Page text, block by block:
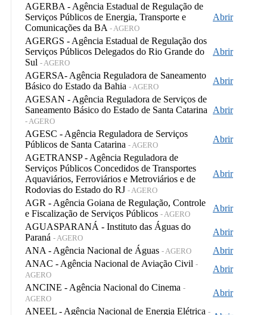
AGERBA - Agência Estadual de Regulação de
Serviços Públicos de Energia, Transporte e
Comunicações da BA - AGERO
Abrir
AGERGS - Agência Estadual de Regulação dos
Serviços Públicos Delegados do Rio Grande do
Sul - AGERO
Abrir
AGERSA- Agência Reguladora de Saneamento
Básico do Estado da Bahia - AGERO
Abrir
AGESAN - Agência Reguladora de Serviços de
Saneamento Básico do Estado de Santa Catarina
- AGERO
Abrir
AGESC - Agência Reguladora de Serviços
Públicos de Santa Catarina - AGERO
Abrir
AGETRANSP - Agência Reguladora de
Serviços Públicos Concedidos de Transportes
Aquaviários, Ferroviários e Metroviários e de
Rodovias do Estado do RJ - AGERO
Abrir
AGR - Agência Goiana de Regulação, Controle
e Fiscalização de Serviços Públicos - AGERO
Abrir
AGUASPARANÁ - Instituto das Águas do
Paraná - AGERO
Abrir
ANA - Agência Nacional de Águas - AGERO
Abrir
ANAC - Agência Nacional de Aviação Civil -
AGERO
Abrir
ANCINE - Agência Nacional do Cinema -
AGERO
Abrir
ANEEL - Agência Nacional de Energia Elétrica -